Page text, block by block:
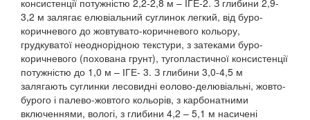
консистенції потужністю 2,2-2,8 м – ІГЕ-2. З глибини 2,9-
3,2 м залягає елювіальний суглинок легкий, від буро-
коричневого до жовтувато-коричневого кольору,
грудкуватої неоднорідною текстури, з затеками буро-
коричневого (похована грунт), тугопластичної консистенції
потужністю до 1,0 м – ІГЕ- 3. З глибини 3,0-4,5 м
залягають суглинки лесовидні еолово-делювіальні, жовто-
бурого і палево-жовтого кольорів, з карбонатними
включеннями, вологі, з глибини 4,2 – 5,1 м насичені